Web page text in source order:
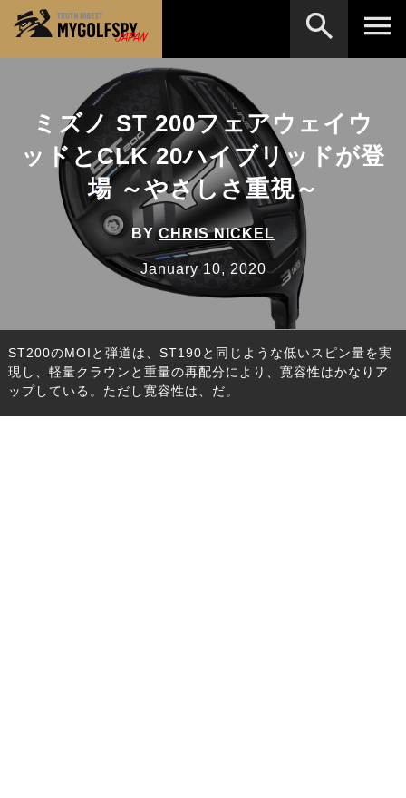
ミズノ ST 200フェアウェイウ
ッドとCLK 20ハイブリッドが登
場 ～やさしさ重視～
BYCHRIS NICKEL
January 10, 2020
ST200のMOIと弾道は、ST190と同じような低いスピン量を実
現し、軽量クラウンと重量の再配分により、寛容性はかなりア
ップしている。ただし寛容性は、だ。
MOST WANTED テストランキング
NEW RELEASES 新製品情報
HOW TO ゴルフ上達・実践テクニック
テスト・データ検証
Golf News ゴルフニュース
製品レビュー
FAIRWAY WOODS フェアウェイウッド
HYBRIDS ハイブリッド
※メーカー名やクラブ名など、検索したい事柄を入
力してください。
検索